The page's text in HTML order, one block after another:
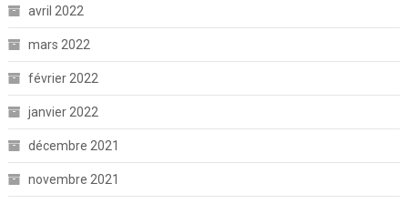
avril 2022
mars 2022
février 2022
janvier 2022
décembre 2021
novembre 2021